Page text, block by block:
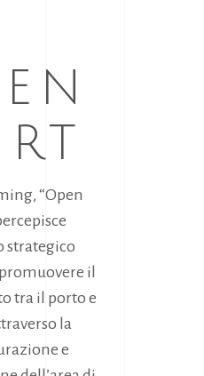
“Open
strategico
il
tra il porto e
la
e
del sito web.
Statistici
Al fine di
migliorare
funzionalità
e la
del sito
Web, in
base a
come viene
utilizzato il